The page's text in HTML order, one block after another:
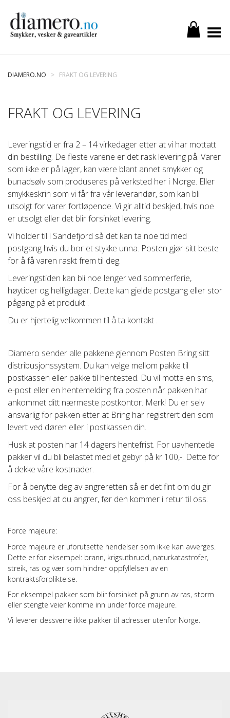
Toggle Menu
DIAMERO.NO > FRAKT OG LEVERING
FRAKT OG LEVERING
Leveringstid er fra 2 – 14 virkedager etter at vi har mottatt
din bestilling. De fleste varene er det rask levering på. Varer
som ikke er på lager, kan være blant annet smykker og
bunadsølv som produseres på verksted her i Norge. Eller
smykkeskrin som vi får fra vår leverandør, som kan bli
utsolgt for varer fortløpende. Vi gir alltid beskjed, hvis noe
er utsolgt eller det blir forsinket levering.
Vi holder til i Sandefjord så det kan ta noe tid med
postgang hvis du bor et stykke unna. Posten gjør sitt beste
for å få varen raskt frem til deg.
Leveringstiden kan bli noe lenger ved sommerferie,
høytider og helligdager. Dette kan gjelde postgang eller stor
pågang på et produkt .
Du er hjertelig velkommen til å ta kontakt .
Diamero sender alle pakkene gjennom Posten Bring sitt
distribusjonssystem. Du kan velge mellom pakke til
postkassen eller pakke til hentested. Du vil motta en sms,
e-post eller en hentemelding fra posten når pakken har
ankommet ditt nærmeste postkontor. Merk! Du er selv
ansvarlig for pakken etter at Bring har registrert den som
levert ved døren eller i postkassen din.
Husk at posten har 14 dagers hentefrist. For uavhentede
pakker vil du bli belastet med et gebyr på kr 100,-. Dette for
å dekke våre kostnader.
For å benytte deg av angreretten så er det fint om du gir
oss beskjed at du angrer, før den kommer i retur til oss.
Force majeure:
Force majeure er uforutsette hendelser som ikke kan avverges.
Dette er for eksempel: brann, krigsutbrudd, naturkatastrofer,
streik, ras og vær som hindrer oppfyllelsen av en
kontraktsforpliktelse.
For eksempel pakker som blir forsinket på grunn av ras, storm
eller stengte veier komme inn under force majeure.
Vi leverer dessverre ikke pakker til adresser utenfor Norge.